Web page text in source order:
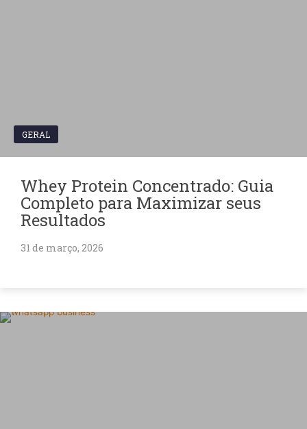
GERAL
Whey Protein Concentrado: Guia
Completo para Maximizar seus
Resultados
31 de março, 2026